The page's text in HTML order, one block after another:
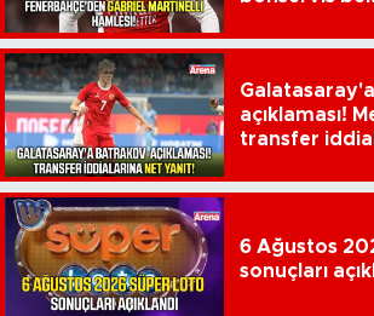
açıklaması!
transfer
6 Ağustos
sonuçları